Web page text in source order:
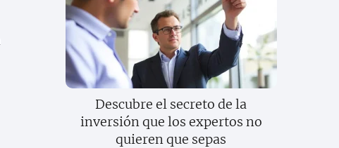
Descubre el secreto de la
inversión que los expertos no
quieren que sepas